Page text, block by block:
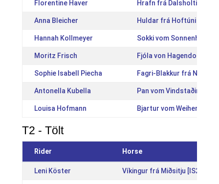
Florentine Haver Hrafn frá Dalsholti
Anna Bleicher Huldar frá Hoftúni
Hannah Kollmeyer Sokki vom Sonnenhof
Moritz Frisch Fjóla von Hagendorf
Sophie Isabell Piecha Fagri-Blakkur frá Neðra-
Antonella Kubella Pan vom Vindstaðir
Louisa Hofmann Bjartur vom Weiherhof
T2 - Tölt
Rider Horse
Leni Köster Víkingur frá Miðsitju